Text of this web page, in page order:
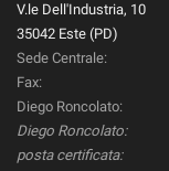
V.le Dell'Industria, 10
35042 Este (PD)
Sede Centrale:
Fax:
Diego Roncolato:
Diego Roncolato:
posta certificata: